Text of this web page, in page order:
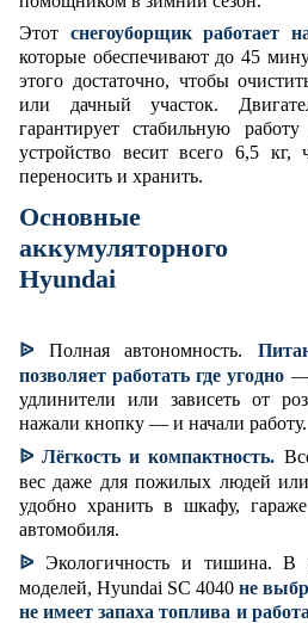
Этот снегоуборщик работает
которые обеспечивают до 45
этого достаточно, чтобы
или дачный участок.
гарантирует стабильную
устройство весит всего 6,5 кг,
переносить и хранить.
Основные
аккумуляторного
Hyundai
ᐉ Полная автономность.
позволяет работать где угодно —
удлинители или зависеть от
нажали кнопку — и начали работу.
ᐉЛёгкость и компактность.
вес даже для пожилых людей или
удобно хранить в шкафу,
автомобиля.
ᐉ Экологичность и тишина. В
моделей, Hyundai SC 4040 не
не имеет запаха топлива и